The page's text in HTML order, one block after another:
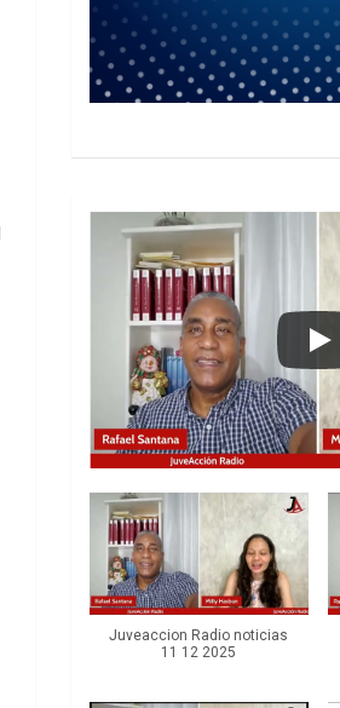
Juveaccion Radio noticias
11 12 2025